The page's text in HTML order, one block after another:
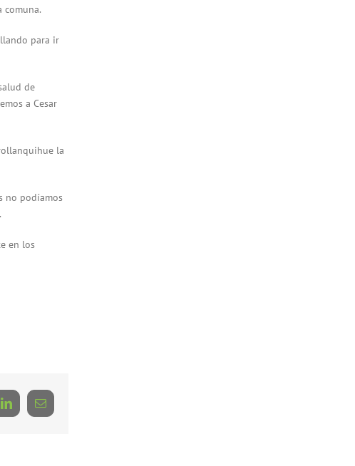
comuna.
para ir
de
a Cesar
la
no podíamos
en los
LinkedInCorreo
electrónico